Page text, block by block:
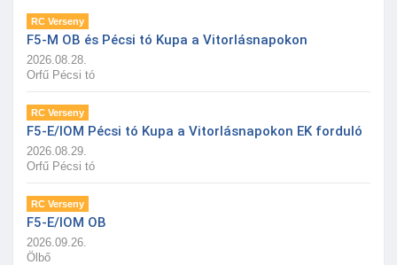
RC Verseny
F5-M OB és Pécsi tó Kupa a Vitorlásnapokon
2026.08.28.
Orfű Pécsi tó
RC Verseny
F5-E/IOM Pécsi tó Kupa a Vitorlásnapokon EK forduló
2026.08.29.
Orfű Pécsi tó
RC Verseny
F5-E/IOM OB
2026.09.26.
Ölbő